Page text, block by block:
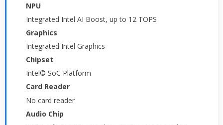
NPU
Integrated Intel AI Boost, up to 12 TOPS
Graphics
Integrated Intel Graphics
Chipset
Intel© SoC Platform
Card Reader
No card reader
Audio Chip